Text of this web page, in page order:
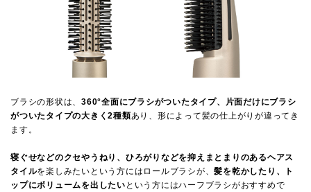
ブラシの形状は、 360°全面にブラシがついたタイプ、片面だけにブラシ
がついたタイプの大きく2種類あり、形によって髪の仕上がりが違ってき
ます。
寝ぐせなどのクセやうねり、ひろがりなどを抑えまとまりのあるヘアス
タイルを楽しみたいという方にはロールブラシが、髪を乾かしたり、ト
ップにボリュームを出したい という方にはハーフブラシがおすすめで